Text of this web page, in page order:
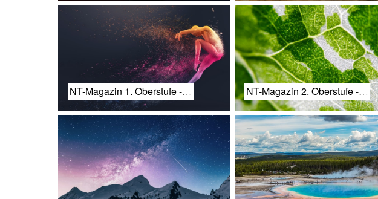
NT-Magazin 1. Oberstufe -… NT-Magazin 2. Oberstufe -…